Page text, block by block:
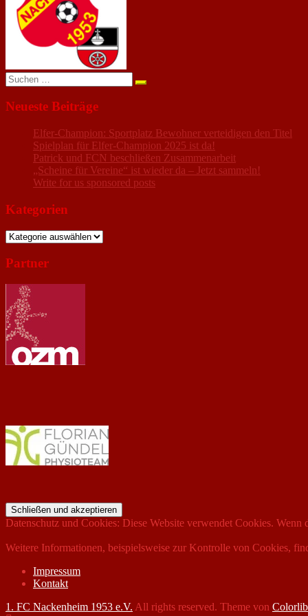
Suchen
nach:
Neueste Beiträge
Elfer-Champion: Sportplatz Bewohner verteidigen den Titel
Spielplan für Elfer-Champion 2025 ist da!
Patrick und FCN beschließen Zusammenarbeit
„Scheine für Vereine“ ist wieder da – Jetzt sammeln!
Write for us sponsored posts
Kategorien
Kategorien
Partner
Datenschutz und Cookies: Diese Website verwendet Cookies.
Weitere Informationen, beispielsweise zur Kontrolle von Cookies,
Impressum
Kontakt
1. FC Nackenheim 1953 e.V. All rights reserved. Theme von Colorlib